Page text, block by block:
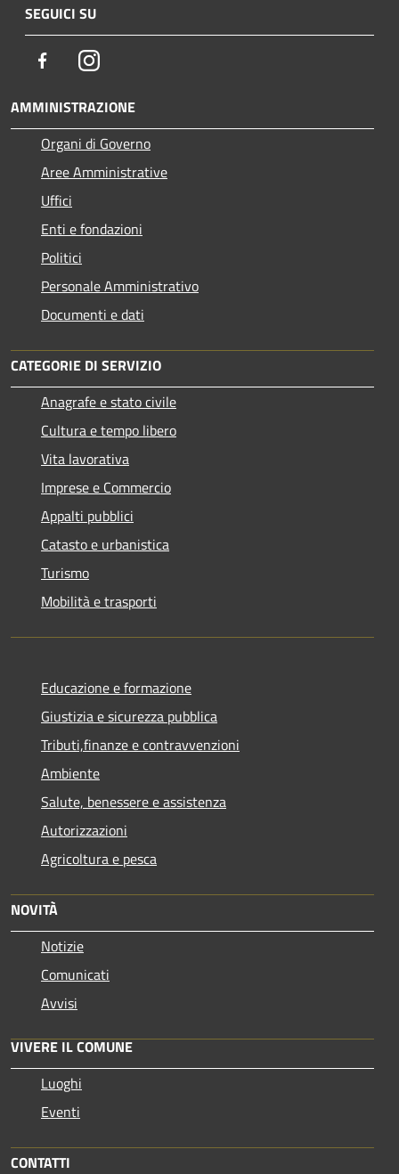
SEGUICI SU
FacebookInstagram
AMMINISTRAZIONE
Organi di Governo
Aree Amministrative
Uffici
Enti e fondazioni
Politici
Personale Amministrativo
Documenti e dati
CATEGORIE DI SERVIZIO
Anagrafe e stato civile
Cultura e tempo libero
Vita lavorativa
Imprese e Commercio
Appalti pubblici
Catasto e urbanistica
Turismo
Mobilità e trasporti
Educazione e formazione
Giustizia e sicurezza pubblica
Tributi,finanze e contravvenzioni
Ambiente
Salute, benessere e assistenza
Autorizzazioni
Agricoltura e pesca
NOVITÀ
Notizie
Comunicati
Avvisi
VIVERE IL COMUNE
Luoghi
Eventi
CONTATTI